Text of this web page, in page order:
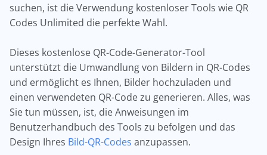
suchen, ist die Verwendung kostenloser Tools wie QR
Codes Unlimited die perfekte Wahl.
Dieses kostenlose QR-Code-Generator-Tool
unterstützt die Umwandlung von Bildern in QR-Codes
und ermöglicht es Ihnen, Bilder hochzuladen und
einen verwendeten QR-Code zu generieren. Alles, was
Sie tun müssen, ist, die Anweisungen im
Benutzerhandbuch des Tools zu befolgen und das
Design Ihres Bild-QR-Codes anzupassen.